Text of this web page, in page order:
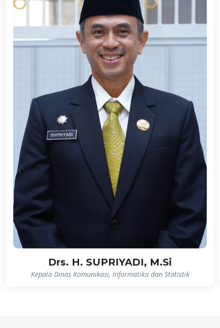
Drs. H. SUPRIYADI, M.Si
Kepala Dinas Komunikasi, Informatika dan Statistik